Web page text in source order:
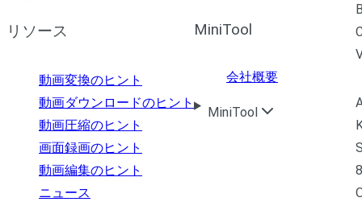
リソース
動画変換のヒント
動画ダウンロードのヒント
動画圧縮のヒント
画面録画のヒント
動画編集のヒント
ニュース
MiniTool
会社概要
MiniTool